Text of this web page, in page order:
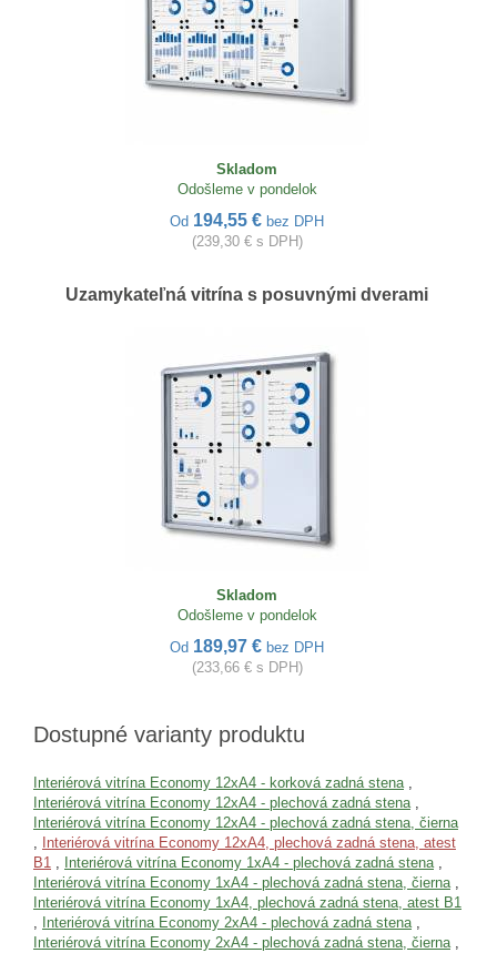
Skladom
Odošleme v pondelok
Od 194,55 € bez DPH
(239,30 € s DPH)
Uzamykateľná vitrína s posuvnými dverami
Skladom
Odošleme v pondelok
Od 189,97 € bez DPH
(233,66 € s DPH)
Dostupné varianty produktu
Interiérová vitrína Economy 12xA4 - korková zadná stena ,
Interiérová vitrína Economy 12xA4 - plechová zadná stena ,
Interiérová vitrína Economy 12xA4 - plechová zadná stena, čierna
,
Interiérová vitrína Economy 12xA4, plechová zadná stena, atest
B1 , Interiérová vitrína Economy 1xA4 - plechová zadná stena ,
Interiérová vitrína Economy 1xA4 - plechová zadná stena, čierna ,
Interiérová vitrína Economy 1xA4, plechová zadná stena, atest B1
,
Interiérová vitrína Economy 2xA4 - plechová zadná stena ,
Interiérová vitrína Economy 2xA4 - plechová zadná stena, čierna ,